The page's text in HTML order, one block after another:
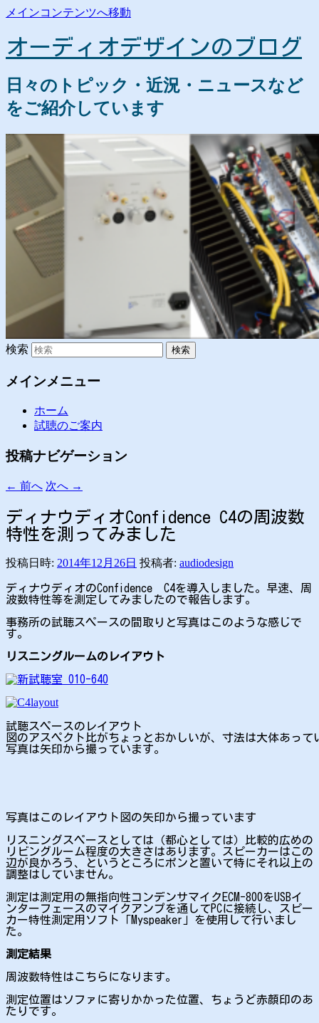
メインコンテンツへ移動
オーディオデザインのブログ
日々のトピック・近況・ニュースなど
をご紹介しています
検索
メインメニュー
ホーム
試聴のご案内
投稿ナビゲーション
← 前へ 次へ →
ディナウディオConfidence C4の周波数
特性を測ってみました
投稿日時: 2014年12月26日 投稿者: audiodesign
ディナウディオのConfidence C4を導入しました。早速、周
波数特性等を測定してみましたので報告します。
事務所の試聴スペースの間取りと写真はこのような感じで
す。
リスニングルームのレイアウト
試聴スペースのレイアウト
図のアスペクト比がちょっとおかしいが、寸法は大体あって
写真は矢印から撮っています。
写真はこのレイアウト図の矢印から撮っています
リスニングスペースとしては（都心としては）比較的広めの
リビングルーム程度の大きさはあります。スピーカーはこの
辺が良かろう、というところにポンと置いて特にそれ以上の
調整はしていません。
測定は測定用の無指向性コンデンサマイクECM-800をUSBイ
ンターフェースのマイクアンプを通してPCに接続し、スピー
カー特性測定用ソフト「Myspeaker」を使用して行いまし
た。
測定結果
周波数特性はこちらになります。
測定位置はソファに寄りかかった位置、ちょうど赤顏印のあ
たりです。